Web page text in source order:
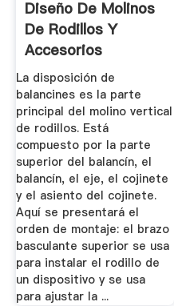
Diseño De Molinos
De Rodillos Y
Accesorios
Shanghai ...
La disposición de
balancines es la parte
principal del molino vertical
de rodillos. Está
compuesto por la parte
superior del balancín, el
balancín, el eje, el cojinete
y el asiento del cojinete.
Aquí se presentará el
orden de montaje: el brazo
basculante superior se usa
para instalar el rodillo de
un dispositivo y se usa
para ajustar la ...